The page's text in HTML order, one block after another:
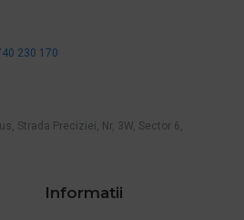
230 170
Strada Preciziei, Nr, 3W, Sector 6,
Informatii